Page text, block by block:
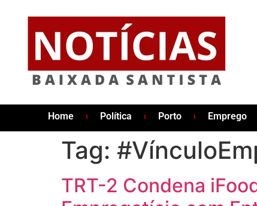
Home Política Porto Emprego
Tag:
TRT-2 Condena